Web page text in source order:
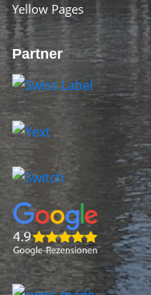
Yellow Pages
Partner